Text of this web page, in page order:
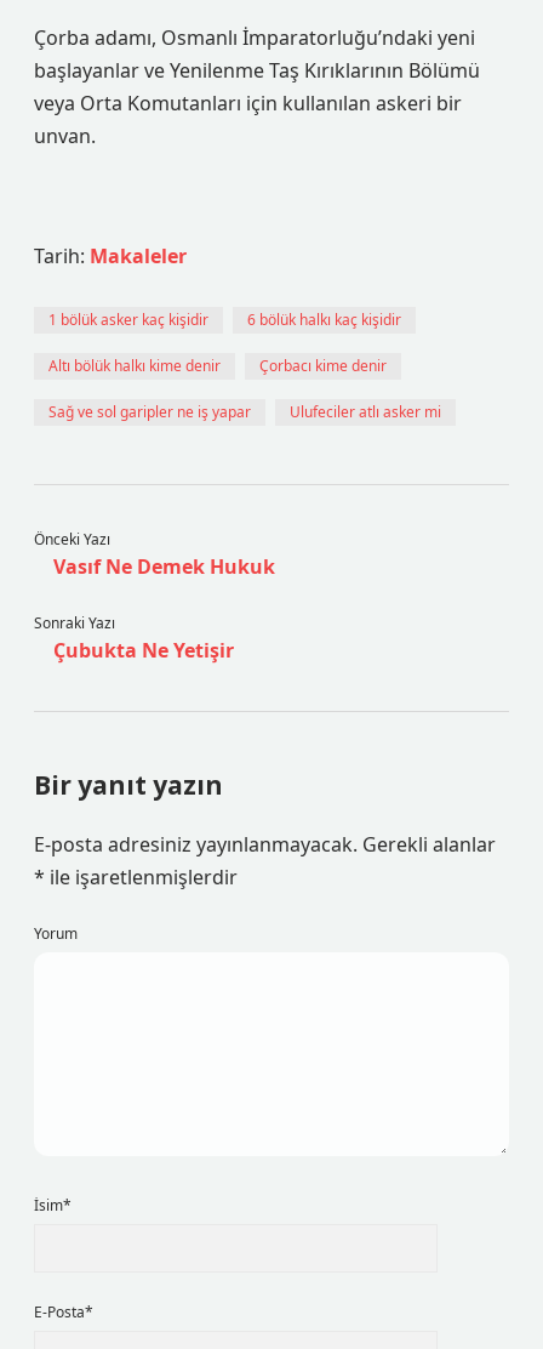
Çorba adamı, Osmanlı İmparatorluğu’ndaki yeni
başlayanlar ve Yenilenme Taş Kırıklarının Bölümü
veya Orta Komutanları için kullanılan askeri bir
unvan.
Tarih: Makaleler
1 bölük asker kaç kişidir 6 bölük halkı kaç kişidir
Altı bölük halkı kime denir Çorbacı kime denir
Sağ ve sol garipler ne iş yapar Ulufeciler atlı asker mi
Önceki Yazı
Vasıf Ne Demek Hukuk
Sonraki Yazı
Çubukta Ne Yetişir
Bir yanıt yazın
E-posta adresiniz yayınlanmayacak. Gerekli alanlar
* ile işaretlenmişlerdir
Yorum
İsim*
E-Posta*